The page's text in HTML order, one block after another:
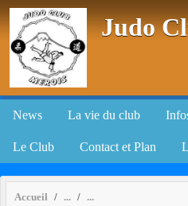
Judo
News La vie du club
Le Club Contact et Plan
Accueil
Panneau de gestion des cookies